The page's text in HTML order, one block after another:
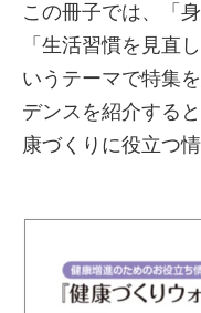
この冊子では、「
「生活習慣を見直
いうテーマで特集
デンスを紹介する
康づくりに役立つ